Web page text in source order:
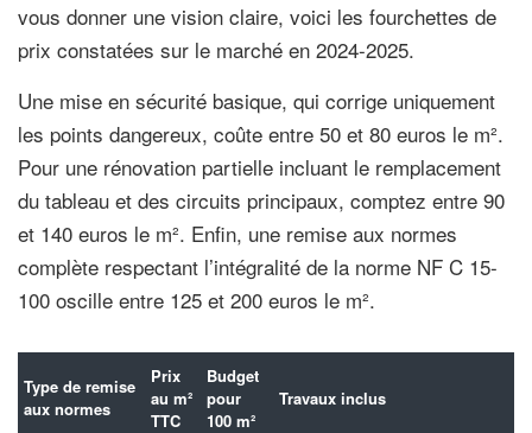
vous donner une vision claire, voici les fourchettes de
prix constatées sur le marché en 2024-2025.
Une mise en sécurité basique, qui corrige uniquement
les points dangereux, coûte entre 50 et 80 euros le m².
Pour une rénovation partielle incluant le remplacement
du tableau et des circuits principaux, comptez entre 90
et 140 euros le m². Enfin, une remise aux normes
complète respectant l’intégralité de la norme NF C 15-
100 oscille entre 125 et 200 euros le m².
Type de remise
aux normes
Prix
au m²
TTC
Budget
pour
100 m²
Travaux inclus